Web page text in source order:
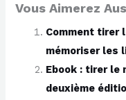
Vous Aimerez
Comment tirer
mémoriser les
Ebook : tirer le
deuxième